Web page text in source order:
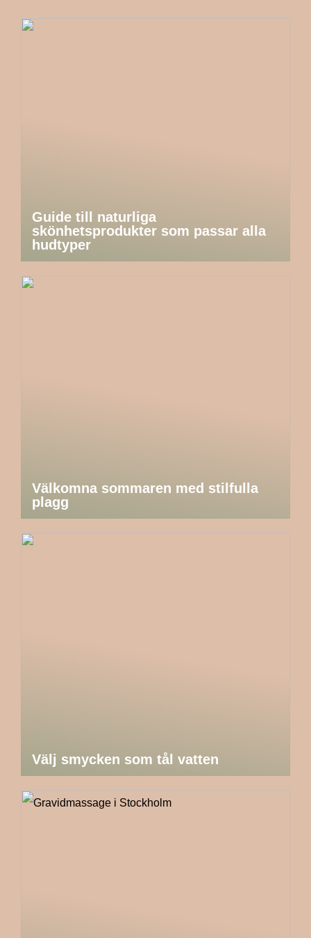
Guide till naturliga
skönhetsprodukter som passar alla
hudtyper
Välkomna sommaren med stilfulla
plagg
Välj smycken som tål vatten